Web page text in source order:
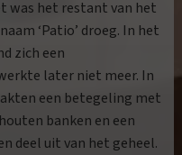
was het restant van het
‘Patio’ droeg. In het
zich een
later niet meer. In
een betegeling met
banken en een
deel uit van het geheel.